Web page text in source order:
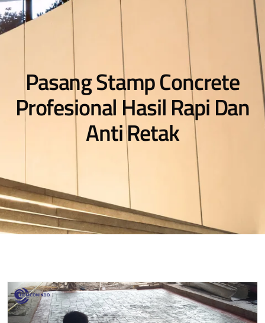
Pasang Stamp Concrete
Profesional Hasil Rapi Dan
Anti Retak